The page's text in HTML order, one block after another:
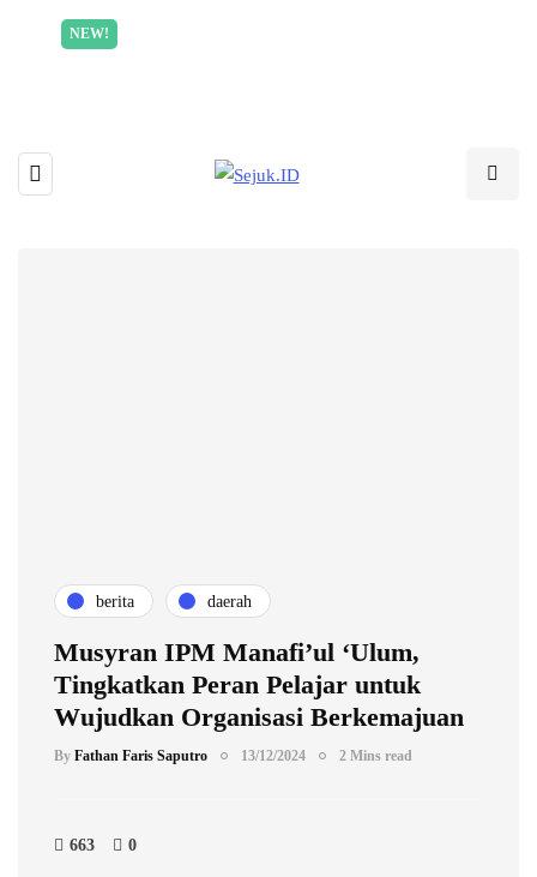
NEW!
berita daerah
Musyran IPM Manafi’ul ‘Ulum,
Tingkatkan Peran Pelajar untuk
Wujudkan Organisasi Berkemajuan
By Fathan Faris Saputro 13/12/2024 2 Mins read
663 0